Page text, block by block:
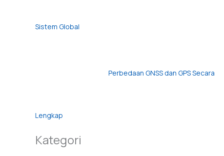
Sistem Global
Perbedaan GNSS dan GPS Secara
Lengkap
Kategori